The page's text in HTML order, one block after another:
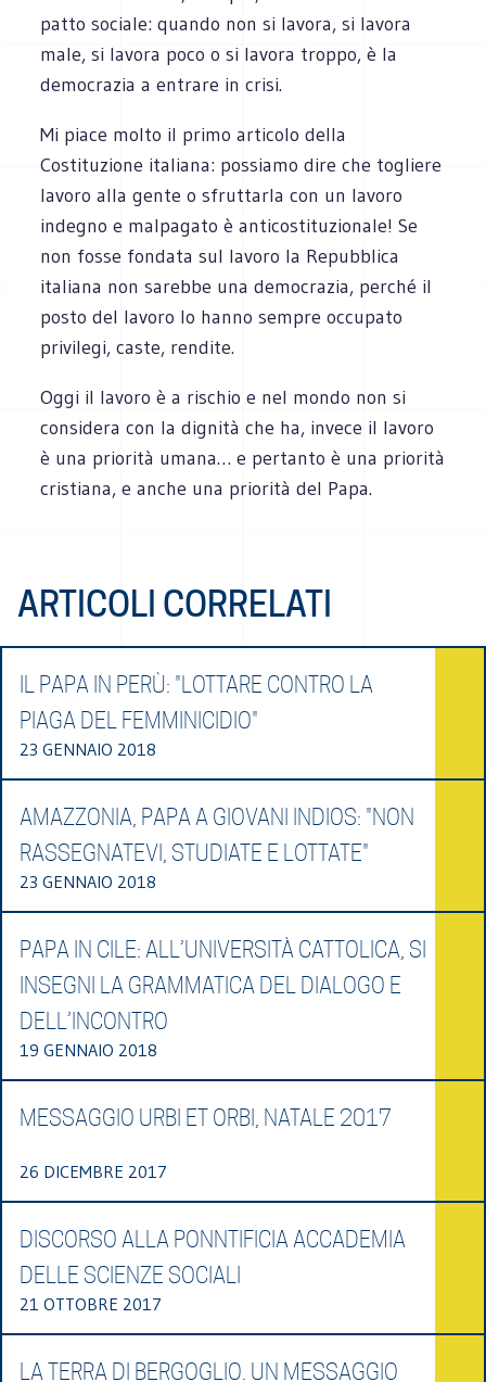
patto sociale: quando non si lavora, si lavora
male, si lavora poco o si lavora troppo, è la
democrazia a entrare in crisi.
Mi piace molto il primo articolo della
Costituzione italiana: possiamo dire che togliere
lavoro alla gente o sfruttarla con un lavoro
indegno e malpagato è anticostituzionale! Se
non fosse fondata sul lavoro la Repubblica
italiana non sarebbe una democrazia, perché il
posto del lavoro lo hanno sempre occupato
privilegi, caste, rendite.
Oggi il lavoro è a rischio e nel mondo non si
considera con la dignità che ha, invece il lavoro
è una priorità umana… e pertanto è una priorità
cristiana, e anche una priorità del Papa.
ARTICOLI CORRELATI
IL PAPA IN PERÙ: "LOTTARE CONTRO LA
PIAGA DEL FEMMINICIDIO"
23 GENNAIO 2018
AMAZZONIA, PAPA A GIOVANI INDIOS: "NON
RASSEGNATEVI, STUDIATE E LOTTATE"
23 GENNAIO 2018
PAPA IN CILE: ALL’UNIVERSITÀ CATTOLICA, SI
INSEGNI LA GRAMMATICA DEL DIALOGO E
DELL’INCONTRO
19 GENNAIO 2018
MESSAGGIO URBI ET ORBI, NATALE 2017
26 DICEMBRE 2017
DISCORSO ALLA PONNTIFICIA ACCADEMIA
DELLE SCIENZE SOCIALI
21 OTTOBRE 2017
LA TERRA DI BERGOGLIO. UN MESSAGGIO